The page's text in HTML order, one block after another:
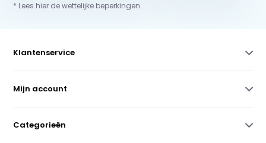
* Lees hier de wettelijke beperkingen
Klantenservice
Mijn account
Categorieën